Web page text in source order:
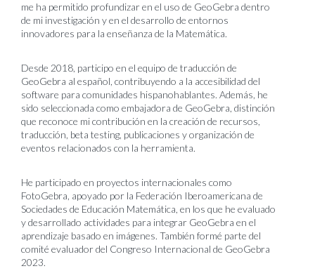
me ha permitido profundizar en el uso de GeoGebra dentro
de mi investigación y en el desarrollo de entornos
innovadores para la enseñanza de la Matemática.
Desde 2018, participo en el equipo de traducción de
GeoGebra al español, contribuyendo a la accesibilidad del
software para comunidades hispanohablantes. Además, he
sido seleccionada como embajadora de GeoGebra, distinción
que reconoce mi contribución en la creación de recursos,
traducción, beta testing, publicaciones y organización de
eventos relacionados con la herramienta.
He participado en proyectos internacionales como
FotoGebra, apoyado por la Federación Iberoamericana de
Sociedades de Educación Matemática, en los que he evaluado
y desarrollado actividades para integrar GeoGebra en el
aprendizaje basado en imágenes. También formé parte del
comité evaluador del Congreso Internacional de GeoGebra
2023.